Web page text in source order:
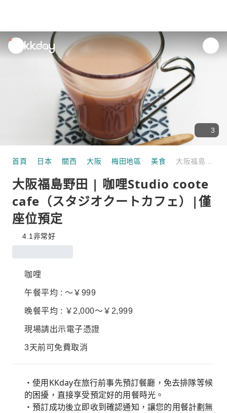
unread
notifications
3
首頁 日本 關西 大阪 梅田地區 美食
大阪福島野田 | 咖哩Studio coote
cafe（スタジオクートカフェ）|僅
座位預定
4.1 非常好
咖哩
午餐平均 : ～￥999
晚餐平均 : ￥2,000～￥2,999
現場請出示電子憑證
3天前可免費取消
・使用KKday在旅行前事先預訂餐廳，免去排隊等候
的困擾，直接享受預定好的用餐時光。
・預訂成功後立即收到確認通知，讓您的用餐計劃無